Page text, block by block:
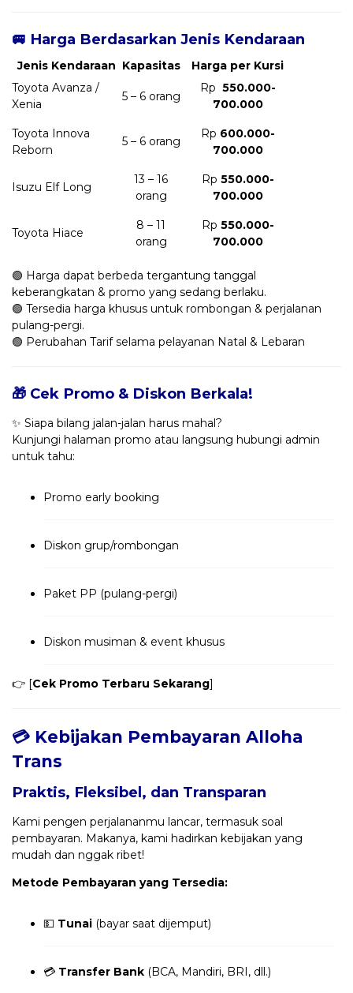
🚐 Harga Berdasarkan Jenis Kendaraan
Jenis Kendaraan Kapasitas
Harga per Kursi
Toyota Avanza /
Xenia
5 – 6 orang
Rp 550.000-
700.000
Toyota Innova
Reborn
5 – 6 orang
Rp 600.000-
700.000
Isuzu Elf Long
13 – 16
orang
Rp 550.000-
700.000
Toyota Hiace
8 – 11
orang
Rp 550.000-
700.000
🟢 Harga dapat berbeda tergantung tanggal
keberangkatan & promo yang sedang berlaku.
🟢 Tersedia harga khusus untuk rombongan & perjalanan
pulang-pergi.
🟢 Perubahan Tarif selama pelayanan Natal & Lebaran
🎁 Cek Promo & Diskon Berkala!
✨ Siapa bilang jalan-jalan harus mahal?
Kunjungi halaman promo atau langsung hubungi admin
untuk tahu:
Promo early booking
Diskon grup/rombongan
Paket PP (pulang-pergi)
Diskon musiman & event khusus
👉 [Cek Promo Terbaru Sekarang]
💳 Kebijakan Pembayaran Alloha
Trans
Praktis, Fleksibel, dan Transparan
Kami pengen perjalananmu lancar, termasuk soal
pembayaran. Makanya, kami hadirkan kebijakan yang
mudah dan nggak ribet!
Metode Pembayaran yang Tersedia:
💵 Tunai (bayar saat dijemput)
💳 Transfer Bank (BCA, Mandiri, BRI, dll.)